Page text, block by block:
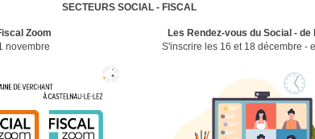
SECTEURS SOCIAL - FISCAL
Zoom
novembre
Les Rendez-vous du Social - de
S'inscrire les 16 et 18 décembre -